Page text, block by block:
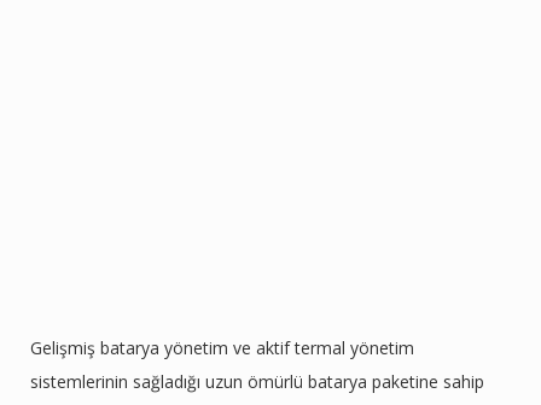
Gelişmiş batarya yönetim ve aktif termal yönetim
sistemlerinin sağladığı uzun ömürlü batarya paketine sahip